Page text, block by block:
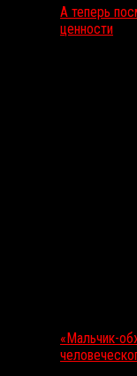
А теперь
ценности
«Мальчик-